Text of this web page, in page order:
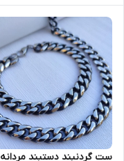
ست گردنبند دستبند مردانه